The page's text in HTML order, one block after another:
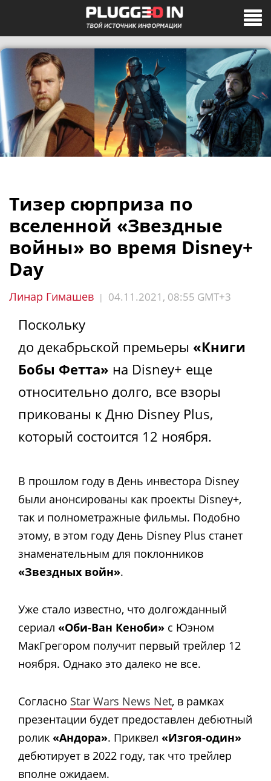
Тизер сюрприза по
вселенной «Звездные
войны» во время Disney+
Day
Линар Гимашев | 04.11.2021, 08:55 GMT+3
Поскольку
до декабрьской премьеры «Книги
Бобы Фетта» на Disney+ еще
относительно долго, все взоры
прикованы к Дню Disney Plus,
который состоится 12 ноября.
В прошлом году в День инвестора Disney
были анонсированы как проекты Disney+,
так и полнометражные фильмы. Подобно
этому, в этом году День Disney Plus станет
знаменательным ​​для поклонников
«Звездных войн».
Уже стало известно, что долгожданный
сериал «Оби-Ван Кеноби» с Юэном
МакГрегором получит первый трейлер 12
ноября. Однако это далеко не все.
Согласно Star Wars News Net, в рамках
презентации будет предоставлен дебютный
ролик «Андора». Приквел «Изгоя-один»
дебютирует в 2022 году, так что трейлер
вполне ожидаем.